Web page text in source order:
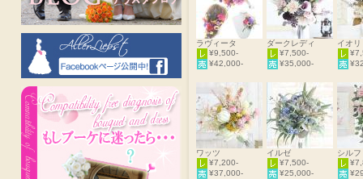
ラヴィータ
¥9,500-
¥42,000-
ダークレディ
¥7,500-
¥35,000-
イオリ
ワッツ
¥7,200-
¥37,000-
イルゼ
¥7,500-
¥25,000-
シルフ